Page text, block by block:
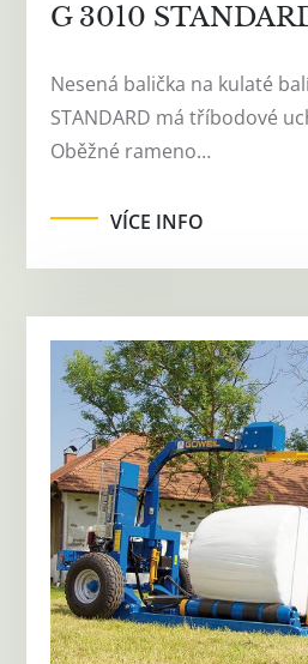
G 3010
Nesená balička na kulaté
STANDARD má tříbodové
Oběžné rameno…
VÍCE INFO